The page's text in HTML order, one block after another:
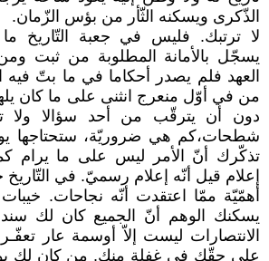
الذّكرى ويسكنه الثّأر من بؤس الزّمان.
لا ترتبك. فليس في جعبة التّاريخ
يسجّل بالأمانة المطلوبة من ثبت
العهد فلم يصدر أحكاما في ما بتّ فيه
من في أوّل منعرج انثنى على ما كان
دون أن يترقّب من أحد سؤالا ولا
شطحات،كم هي ضروريّة، ستحتاجها
تذكّرك أنّ الأمر ليس على ما يرام
إعلام قيل أنّه إعلام رسميّ. في
أهمّيّة ممّا اعتقدت أنّه نجاحات.
يسكنك الوهم أنّ الجميع كان لك
الانتصارات ليست إلاّ أوسمة عار
على حقّك في غفلة منك. من كان لك